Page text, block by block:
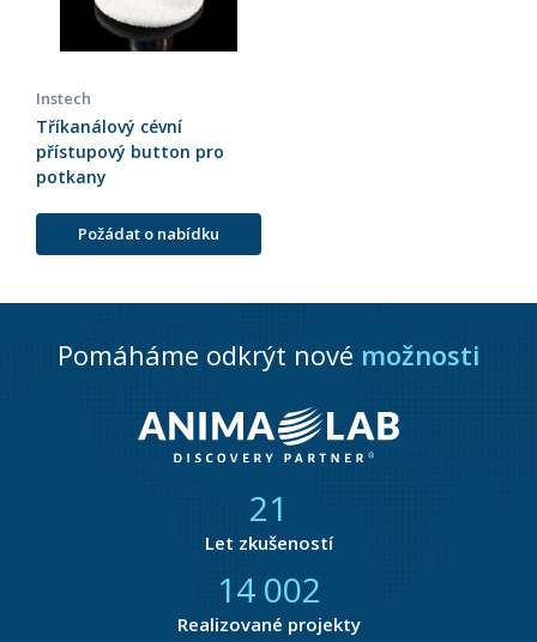
Instech
Tříkanálový cévní
přístupový button pro
potkany
Požádat o nabídku
Pomáháme odkrýt nové možnosti
21
Let zkušeností
14 549
Realizované projekty